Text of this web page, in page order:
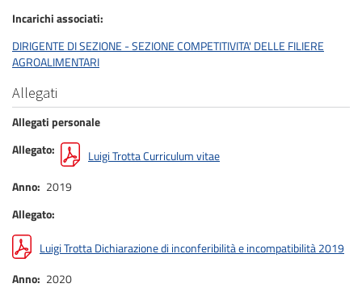
Incarichi associati
DIRIGENTE DI SEZIONE - SEZIONE COMPETITIVITA' DELLE FILIERE
AGROALIMENTARI
Allegati
Allegati personale
Allegato
Luigi Trotta Curriculum vitae
Anno 2019
Allegato
Luigi Trotta Dichiarazione di inconferibilità e incompatibilità 2019
Anno 2020